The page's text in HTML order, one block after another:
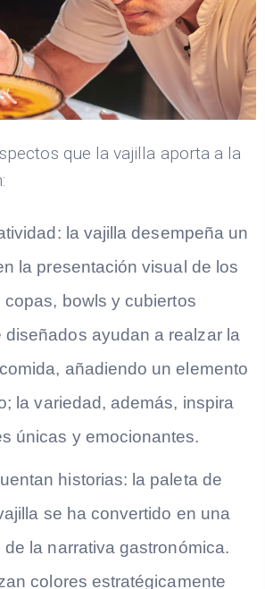
que la vajilla aporta a la
la vajilla desempeña un
la presentación visual de los
copas, bowls y cubiertos
diseñados ayudan a realzar la
añadiendo un elemento
la variedad, además, inspira
únicas y emocionantes.
historias: la paleta de
se ha convertido en una
la narrativa gastronómica.
colores estratégicamente